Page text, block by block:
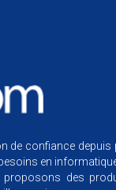
de confiance depuis
en
des